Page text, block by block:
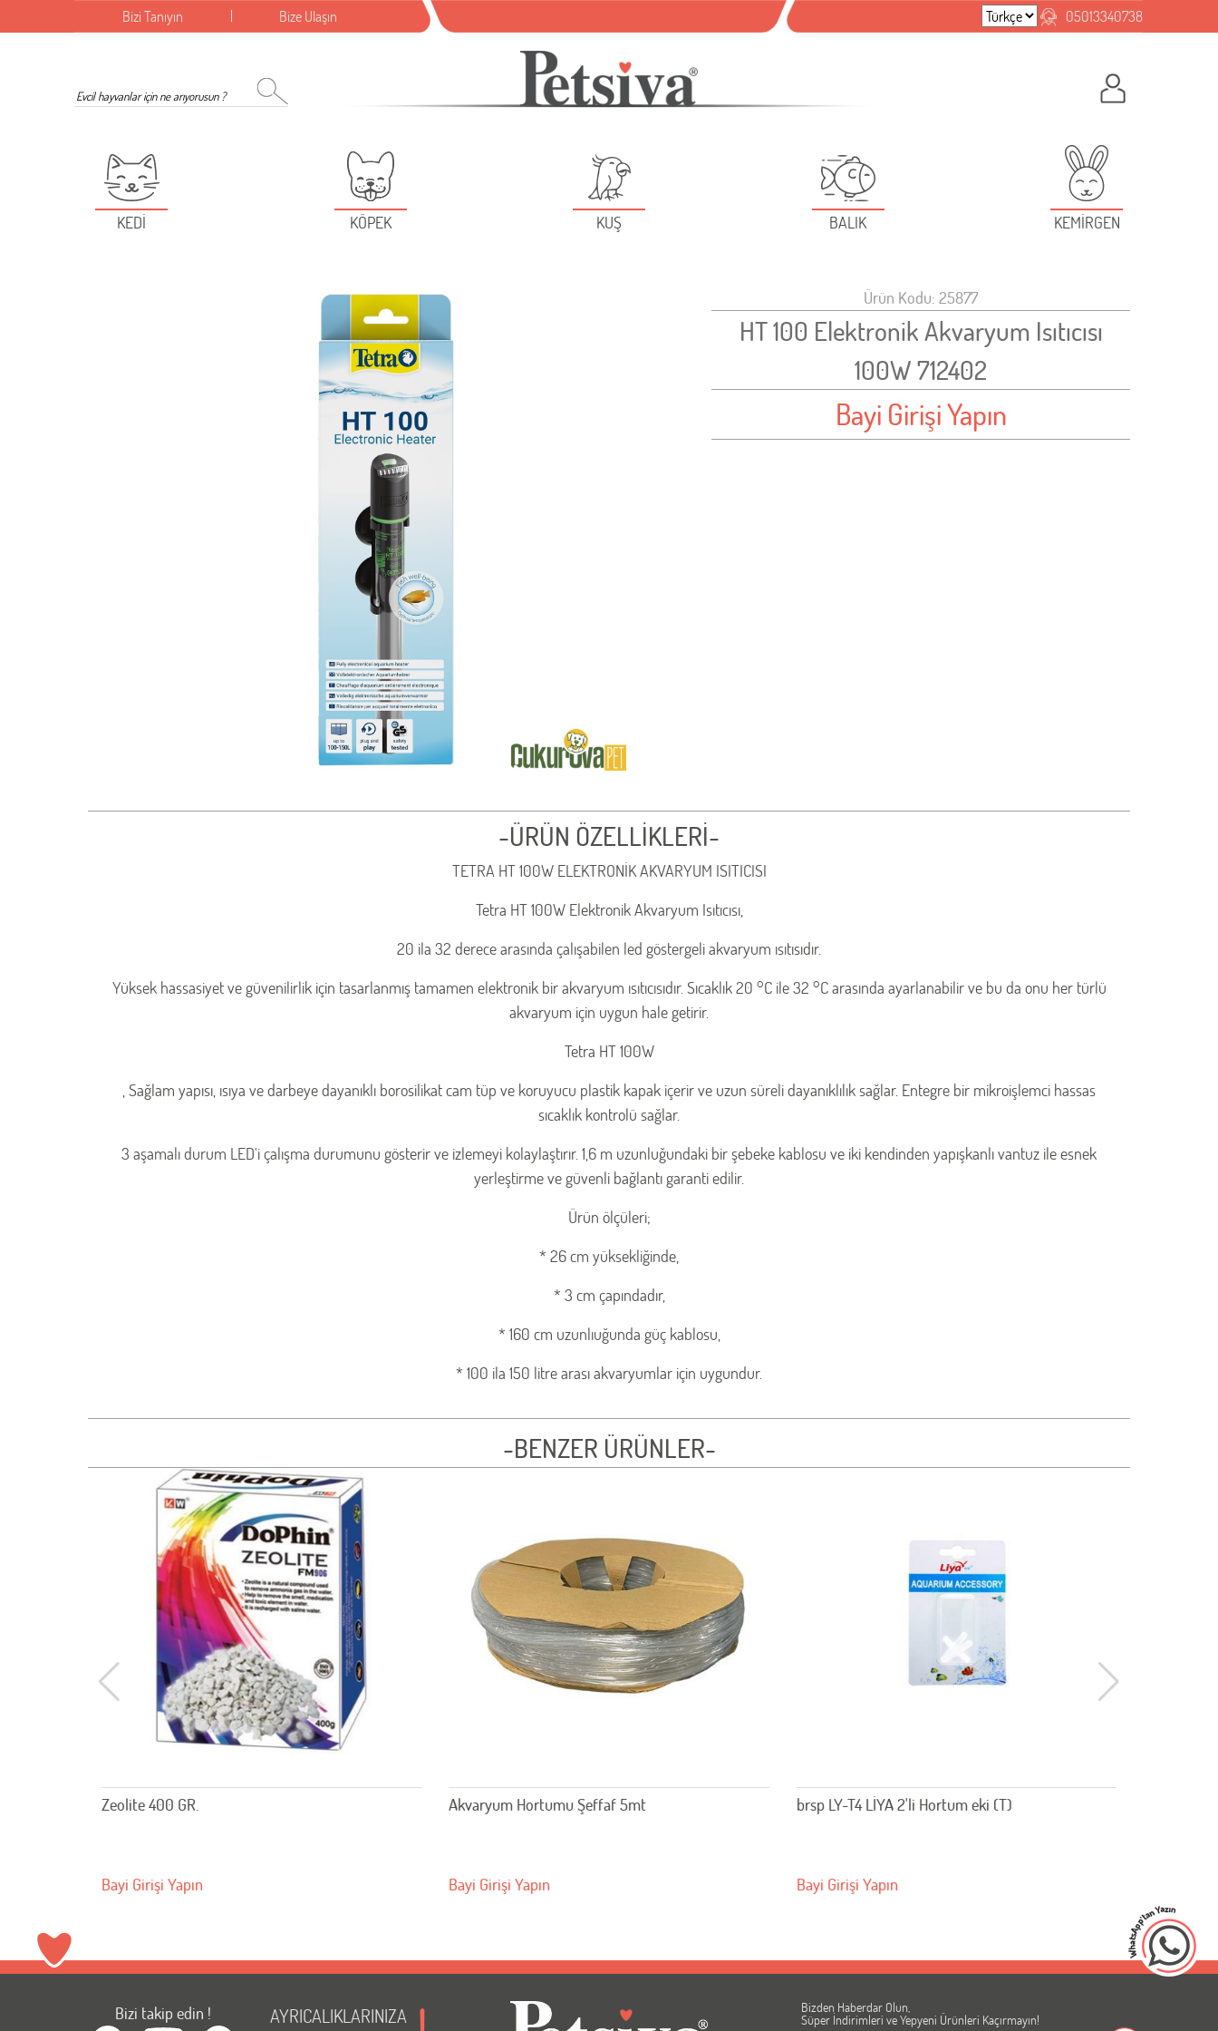
Bizi Tanıyın Bize Ulaşın 05013340738
KEDİ KÖPEK KUŞ BALIK KEMİRGEN
Ürün Kodu: 25877
HT 100 Elektronik Akvaryum Isıtıcısı
100W 712402
Bayi Girişi Yapın
-ÜRÜN ÖZELLİKLERİ-
TETRA HT 100W ELEKTRONİK AKVARYUM ISITICISI
Tetra HT 100W Elektronik Akvaryum Isıtıcısı,
20 ila 32 derece arasında çalışabilen led göstergeli akvaryum ısıtısıdır.
Yüksek hassasiyet ve güvenilirlik için tasarlanmış tamamen elektronik bir akvaryum ısıtıcısıdır. Sıcaklık 20 °C ile 32 °C arasında ayarlanabilir ve bu da onu her türlü
akvaryum için uygun hale getirir.
Tetra HT 100W
, Sağlam yapısı, ısıya ve darbeye dayanıklı borosilikat cam tüp ve koruyucu plastik kapak içerir ve uzun süreli dayanıklılık sağlar. Entegre bir mikroişlemci hassas
sıcaklık kontrolü sağlar.
3 aşamalı durum LED'i çalışma durumunu gösterir ve izlemeyi kolaylaştırır. 1,6 m uzunluğundaki bir şebeke kablosu ve iki kendinden yapışkanlı vantuz ile esnek
yerleştirme ve güvenli bağlantı garanti edilir.
Ürün ölçüleri;
* 26 cm yüksekliğinde,
* 3 cm çapındadır,
* 160 cm uzunlıuğunda güç kablosu,
* 100 ila 150 litre arası akvaryumlar için uygundur.
-BENZER ÜRÜNLER-
Zeolite 400 GR.
Bayi Girişi Yapın
Akvaryum Hortumu Şeffaf 5mt
Bayi Girişi Yapın
brsp LY-T4 LİYA 2'li Hortum eki (T)
Bayi Girişi Yapın
Bizi takip edin ! AYRICALIKLARINIZA Bizden Haberdar Olun,
Süper İndirimleri ve Yepyeni Ürünleri Kaçırmayın!